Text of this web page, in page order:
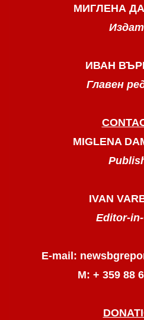
МИГЛЕНА
ИВАН
Главен
MIGLENA
IVAN
Editor-
E-mail:
М: + 359 88